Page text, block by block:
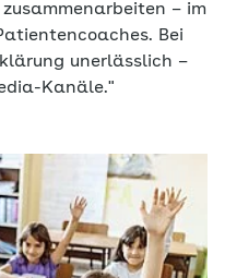
– im
Bei
unerlässlich –
Kanäle."